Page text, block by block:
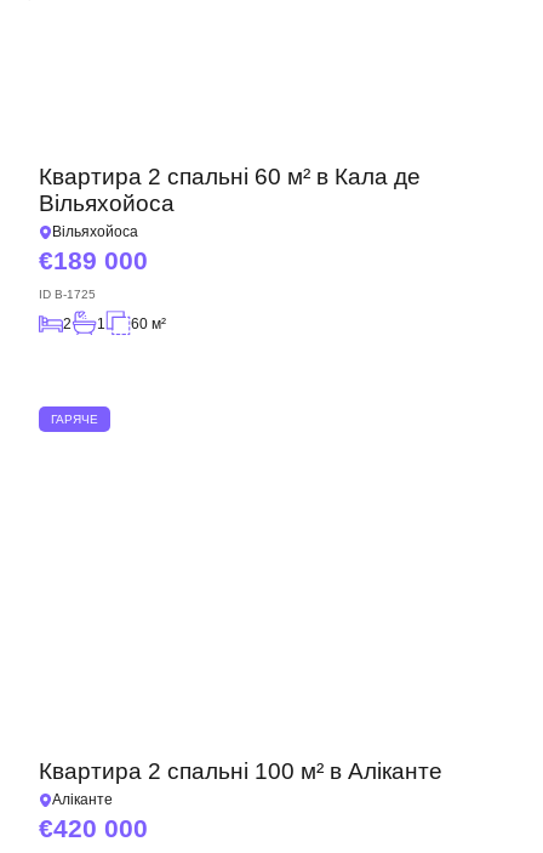
Квартира 2 спальні 60 м² в Кала де
Вільяхойоса
Вільяхойоса
189 000
ID B-1725
2 1 60 м²
ГАРЯЧЕ
Квартира 2 спальні 100 м² в Аліканте
Аліканте
420 000